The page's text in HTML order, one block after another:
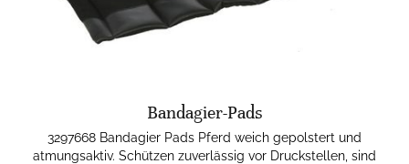
Bandagier-Pads
3297668 Bandagier Pads Pferd weich gepolstert und
atmungsaktiv. Schützen zuverlässig vor Druckstellen, sind